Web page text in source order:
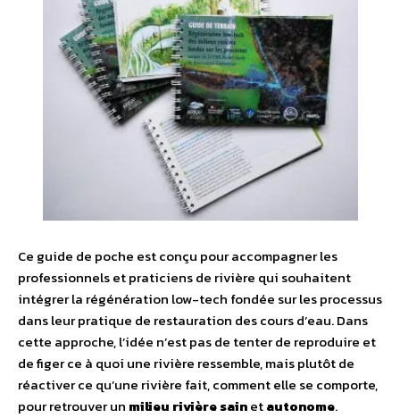
Ce guide de poche est conçu pour accompagner les
professionnels et praticiens de rivière qui souhaitent
intégrer la régénération low-tech fondée sur les processus
dans leur pratique de restauration des cours d’eau. Dans
cette approche, l’idée n’est pas de tenter de reproduire et
de figer ce à quoi une rivière ressemble, mais plutôt de
réactiver ce qu’une rivière fait, comment elle se comporte,
pour retrouver un milieu rivière sainetautonome.